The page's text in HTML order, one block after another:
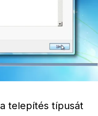
telepítés típusát